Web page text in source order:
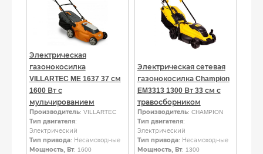
Электрическая
газонокосилка
VILLARTEC ME 1637 37 см
1600 Вт с
мульчированием
Производитель: VILLARTEC
Тип двигателя:
Электрический
Тип привода: Несамоходные
Мощность, Вт: 1600
Электрическая сетевая
газонокосилка Champion
EM3313 1300 Вт 33 см с
травосборником
Производитель: CHAMPION
Тип двигателя:
Электрический
Тип привода: Несамоходные
Мощность, Вт: 1300